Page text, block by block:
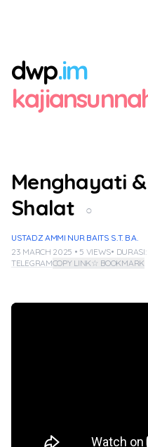
dwp.im
Menghayati
Shalat
○
USTADZ AMMI NUR BAITS S.T. B.A.
23 MARCH 2025 • 5 VIEWS• DURASI:
TELEGRAMCOPY LINK☆ BOOKMARK